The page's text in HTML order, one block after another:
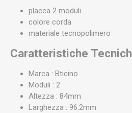
placca 2 moduli
colore corda
materiale tecnopolimero
Caratteristiche
Marca : Bticino
Moduli : 2
Altezza : 84mm
Larghezza : 96.2mm